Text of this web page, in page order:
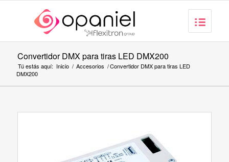
Convertidor DMX para tiras LED DMX200
Tú estás aquí: Inicio / Accesorios /Convertidor DMX para tiras LED
DMX200